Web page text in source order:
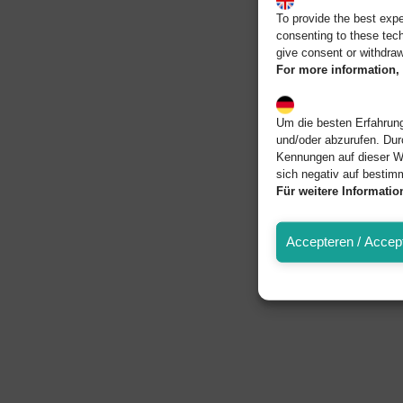
To provide the best
consenting to these
give consent or
For more
Um die besten
und/oder abzurufen.
Kennungen auf dieser
sich negativ auf
Für weitere
Accepteren /